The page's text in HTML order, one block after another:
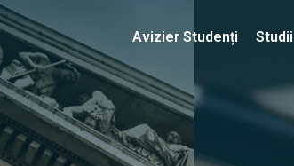
Erasmus & Internațional Despre
Avizier Studenți Studii